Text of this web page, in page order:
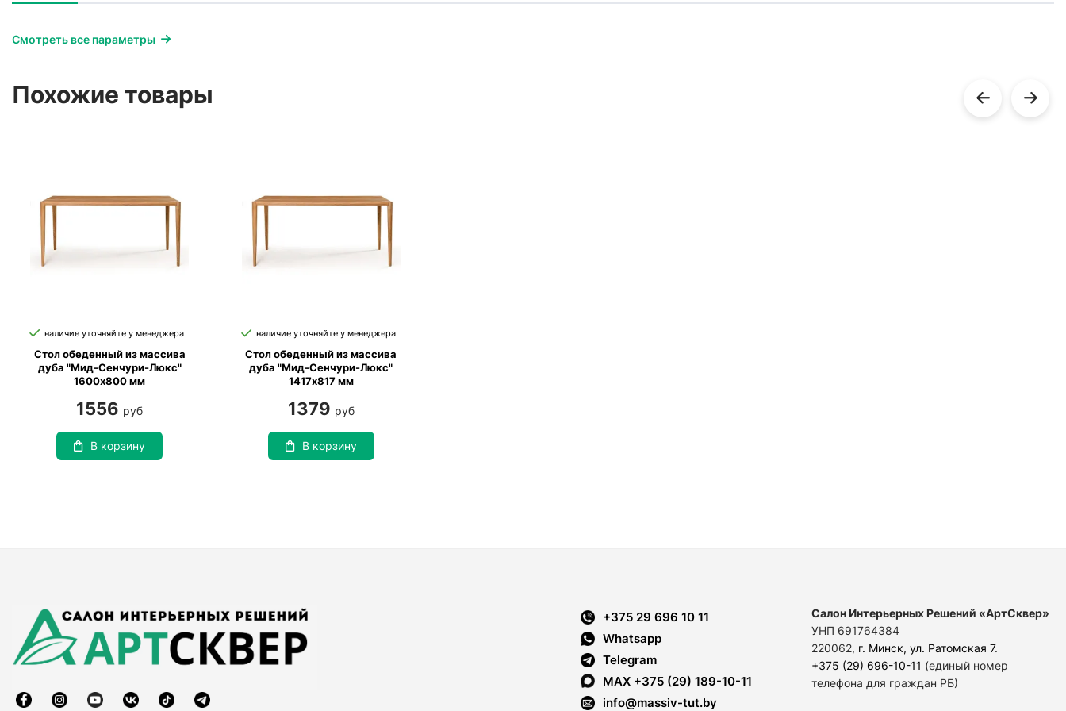
Смотреть все параметры
Похожие товары
наличие уточняйте у менеджера
Стол обеденный из массива
дуба "Мид-Сенчури-Люкс"
1600х800 мм
1556 руб
В корзину
наличие уточняйте у менеджера
Стол обеденный из массива
дуба "Мид-Сенчури-Люкс"
1417х817 мм
1379 руб
В корзину
+375 29 696 10 11
Whatsapp
Telegram
MAX +375 (29) 189-10-11
info@massiv-tut.by
Салон Интерьерных Решений «АртСквер»
УНП 691764384
220062, г. Минск, ул. Ратомская 7.
+375 (29) 696-10-11 (единый номер
телефона для граждан РБ)